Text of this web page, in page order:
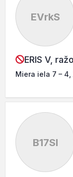
EVrkS
ERIS V,
Miera iela 7 –
B17SI